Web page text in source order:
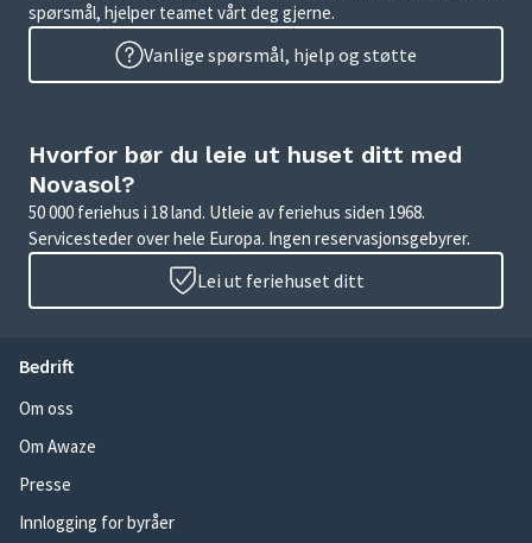
spørsmål, hjelper teamet vårt deg gjerne.
Vanlige spørsmål, hjelp og støtte
Hvorfor bør du leie ut huset ditt med
Novasol?
50 000 feriehus i 18 land. Utleie av feriehus siden 1968.
Servicesteder over hele Europa. Ingen reservasjonsgebyrer.
Lei ut feriehuset ditt
Bedrift
Om oss
Om Awaze
Presse
Innlogging for byråer